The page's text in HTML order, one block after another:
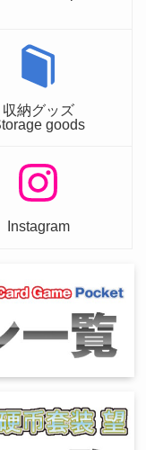
収納グッズ
goods
Instagram